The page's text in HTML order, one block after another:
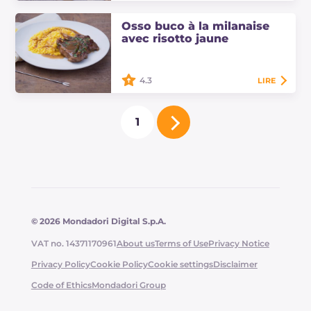
Les gnocchis à la bave sont une
recette typique de la Vallée d'Aoste
où la saveur prononcée de la
Osso buco à la milanaise
avec risotto jaune
risotto jaune est l'une des recettes
traditionnelles de la Lombardie. Un
plat unique parfait, riche en goût !
4.3 LIRE
1
© 2026 Mondadori Digital S.p.A.
VAT no. 14371170961About usTerms of UsePrivacy Notice
Privacy PolicyCookie PolicyCookie settingsDisclaimer
Code of EthicsMondadori Group